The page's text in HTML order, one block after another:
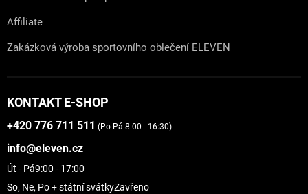
Affiliate
Zakázková výroba sportovního oblečení ELEVEN
KONTAKT E-SHOP
+420 776 711 511 (Po-Pá 8:00 - 16:30)
info@eleven.cz
Út - Pá9:00 - 17:00
So, Ne, Po + státní svátkyZavřeno